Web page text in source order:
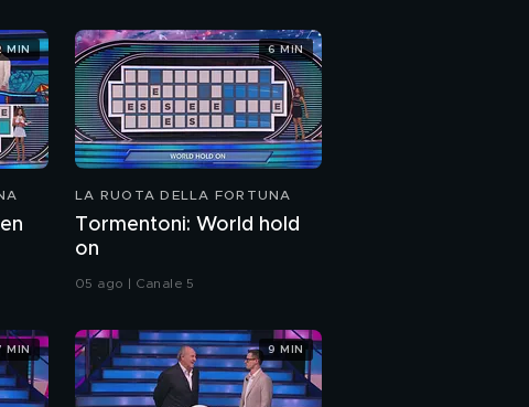
MIN
LA RUOTA DELLA FORTUNA
Tormentoni: World hold
on
05 ago | Canale 5
6 MIN
MIN 9 MIN